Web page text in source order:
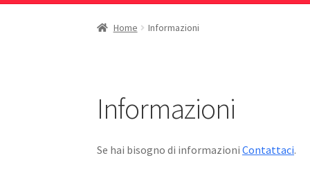
Home Informazioni
Informazioni
Se hai bisogno di informazioniContattaci.